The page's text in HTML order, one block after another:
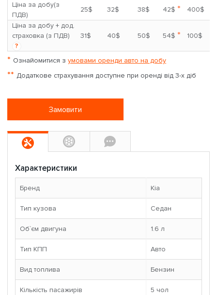
Ціна за добу(з
ПДВ)
25$ 32$ 38$ 42$ *
400$
Ціна за добу + дод.
страховка (з ПДВ)
?
31$ 40$ 50$ 54$ * 100$
* Ознайомитися з умовами оренди авто на добу
** Додаткове страхування доступне при оренді від 3-х діб
Замовити
Характеристики
Бренд Kia
Тип кузова Седан
Об`єм двигуна 1.6 л
Тип КПП Авто
Вид топлива Бензин
Кількість пасажирів 5 чoл